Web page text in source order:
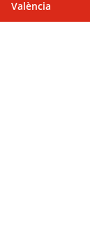
València